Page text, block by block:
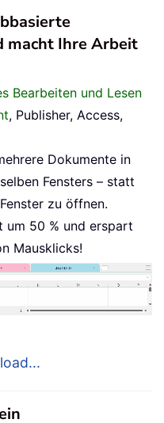
macht Ihre Arbeit
Bearbeiten und Lesen
, Publisher, Access,
Dokumente in
Fensters – statt
zu öffnen.
50 % und erspart
Mausklicks!